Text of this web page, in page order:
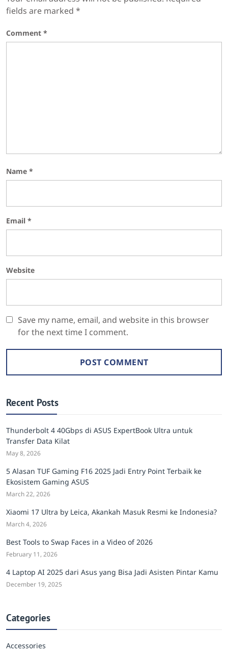
fields are marked *
Comment *
Name *
Email *
Website
Save my name, email, and website in this browser
for the next time I comment.
Recent Posts
Thunderbolt 4 40Gbps di ASUS ExpertBook Ultra untuk
Transfer Data Kilat
May 8, 2026
5 Alasan TUF Gaming F16 2025 Jadi Entry Point Terbaik ke
Ekosistem Gaming ASUS
March 22, 2026
Xiaomi 17 Ultra by Leica, Akankah Masuk Resmi ke Indonesia?
March 4, 2026
Best Tools to Swap Faces in a Video of 2026
February 11, 2026
4 Laptop AI 2025 dari Asus yang Bisa Jadi Asisten Pintar Kamu
December 19, 2025
Categories
Accessories